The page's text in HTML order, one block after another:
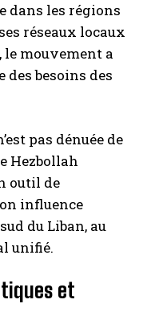
dans les régions
réseaux locaux
le mouvement a
des besoins des
pas dénuée de
Hezbollah
outil de
influence
du Liban, au
unifié.
et